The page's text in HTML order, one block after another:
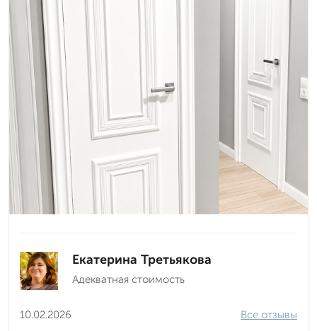
Екатерина Третьякова
Адекватная стоимость
10.02.2026
Все отзывы